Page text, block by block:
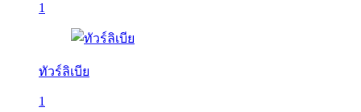
1
ทัวร์ลิเบีย
1